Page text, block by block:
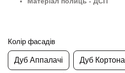
Колір фасадів
Дуб Аппалачі Дуб Кортона